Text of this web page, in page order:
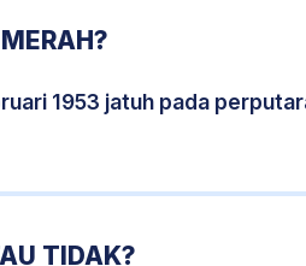
1953 jatuh pada
TIDAK?